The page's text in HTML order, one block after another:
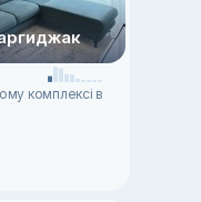
комплексі в